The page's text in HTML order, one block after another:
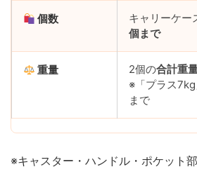
個数
キャリーケー
個まで
重量 2個の合計重
※「プラス
まで
※キャスター・ハンドル・ポケット